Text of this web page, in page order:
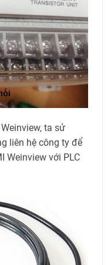
ta sử
liên hệ công ty để
Weinview với PLC